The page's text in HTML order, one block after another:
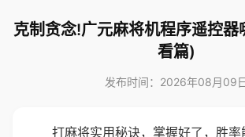
克制贪念!广元麻将机程序遥控器
看篇)
发布时间：2026年08月09
打麻将实用秘诀，掌握好了，胜率